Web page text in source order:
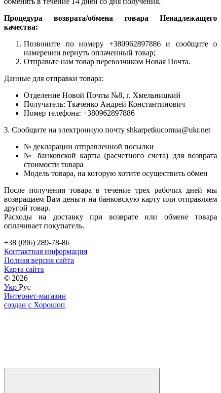
Процедура возврата/обмена товара Ненадлежащего
качества:
Позвоните по номеру +380962897886 и сообщите о
намерении вернуть оплаченный товар;
Отправьте нам товар перевозчиком Новая Почта.
Данные для отправки товара:
Отделение Новой Почты №8, г. Хмельницкий
Получатель: Ткаченко Андрей Константинович
Номер телефона: +380962897886
3. Сообщите на электронную почту shkarpetkucomua@ukr.net
№ декларации отправленной посылки
№ банковской карты (расчетного счета) для возврата
стоимости товара
Модель товара, на которую хотите осуществить обмен
После получения товара в течение трех рабочих дней мы
возвращаем Вам деньги на банковскую карту или отправляем
другой товар.
Расходы на доставку при возврате или обмене товара
оплачивает покупатель.
+38 (096) 289-78-86
Контактная информация
Полная версия сайта
Карта сайта
© 2026
Укр Рус
Интернет-магазин
создан с Хорошоп